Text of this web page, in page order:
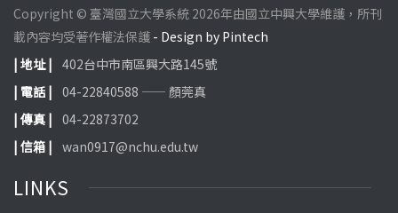
Copyright © 臺灣國立大學系統 2026年由國立中興大學維護，所刊
載內容均受著作權法保護 - Design by Pintech
| 地址 | 402台中市南區興大路145號
| 電話 | 04-22840588 —— 顏莞真
| 傳真 | 04-22873702
| 信箱 | wan0917@nchu.edu.tw
LINKS